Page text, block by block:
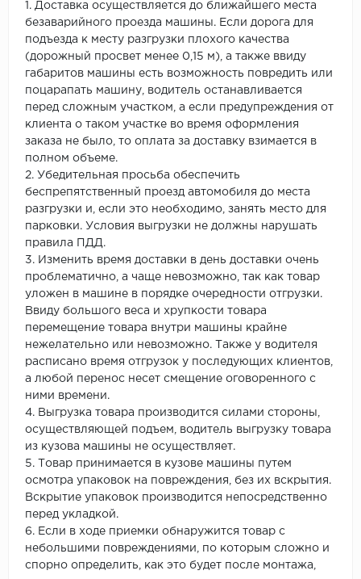
1. Доставка осуществляется до ближайшего места
безаварийного проезда машины. Если дорога для
подъезда к месту разгрузки плохого качества
(дорожный просвет менее 0,15 м), а также ввиду
габаритов машины есть возможность повредить или
поцарапать машину, водитель останавливается
перед сложным участком, а если предупреждения от
клиента о таком участке во время оформления
заказа не было, то оплата за доставку взимается в
полном объеме.
2. Убедительная просьба обеспечить
беспрепятственный проезд автомобиля до места
разгрузки и, если это необходимо, занять место для
парковки. Условия выгрузки не должны нарушать
правила ПДД.
3. Изменить время доставки в день доставки очень
проблематично, а чаще невозможно, так как товар
уложен в машине в порядке очередности отгрузки.
Ввиду большого веса и хрупкости товара
перемещение товара внутри машины крайне
нежелательно или невозможно. Также у водителя
расписано время отгрузок у последующих клиентов,
а любой перенос несет смещение оговоренного с
ними времени.
4. Выгрузка товара производится силами стороны,
осуществляющей подъем, водитель выгрузку товара
из кузова машины не осуществляет.
5. Товар принимается в кузове машины путем
осмотра упаковок на повреждения, без их вскрытия.
Вскрытие упаковок производится непосредственно
перед укладкой.
6. Если в ходе приемки обнаружится товар с
небольшими повреждениями, по которым сложно и
спорно определить, как это будет после монтажа,